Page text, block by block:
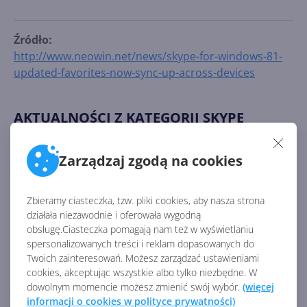
Zarządzaj zgodą na cookies
Zbieramy ciasteczka, tzw. pliki cookies, aby nasza strona
działała niezawodnie i oferowała wygodną
obsługę.Ciasteczka pomagają nam też w wyświetlaniu
spersonalizowanych treści i reklam dopasowanych do
Twoich zainteresowań. Możesz zarządzać ustawieniami
cookies, akceptując wszystkie albo tylko niezbędne. W
dowolnym momencie możesz zmienić swój wybór. (więcej
informacji o cookies w polityce prywatności)
Źródło:
http://www.neowin.net/news/skype-for-windows-81-
updated-favorites-now-sync-up-across-devices
AKTUALNOŚCI Z KATEGORII SKYPE
To koniec Skype Credits.
Skype bez reklam na
wszystkich platformach